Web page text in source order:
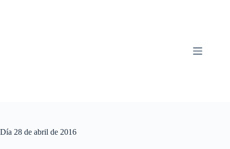
Día 28 de abril de 2016